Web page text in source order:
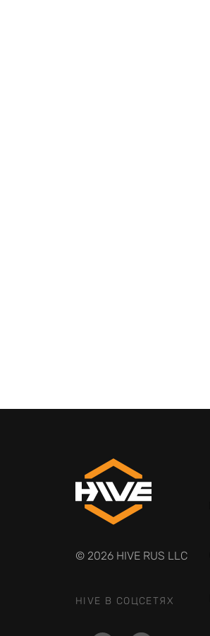
© 2026 HIVE RUS LLC
HIVE В СОЦСЕТЯХ